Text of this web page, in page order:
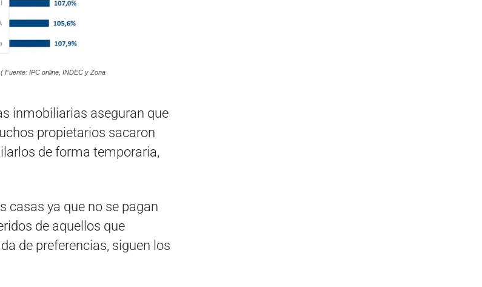
Fuente: IPC online, INDEC y Zona
inmobiliarias aseguran que
propietarios sacaron
de forma temporaria,
casas ya que no se pagan
de aquellos que
de preferencias, siguen los